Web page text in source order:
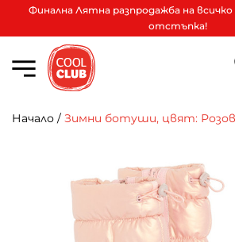
Финална Лятна разпродажба на всичко
отстъпка!
Начало / Зимни ботуши, цвят: Розов